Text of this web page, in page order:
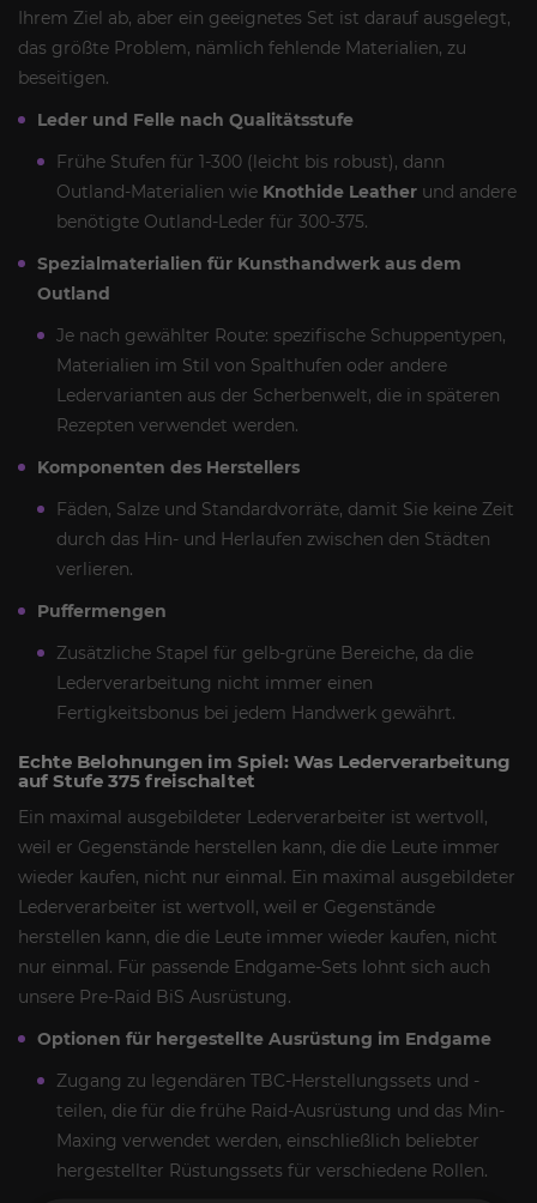
Ihrem Ziel ab, aber ein geeignetes Set ist darauf ausgelegt,
das größte Problem, nämlich fehlende Materialien, zu
beseitigen.
Leder und Felle nach Qualitätsstufe
Frühe Stufen für 1-300 (leicht bis robust), dann
Outland-Materialien wie Knothide Leather und andere
benötigte Outland-Leder für 300-375.
Spezialmaterialien für Kunsthandwerk aus dem
Outland
Je nach gewählter Route: spezifische Schuppentypen,
Materialien im Stil von Spalthufen oder andere
Ledervarianten aus der Scherbenwelt, die in späteren
Rezepten verwendet werden.
Komponenten des Herstellers
Fäden, Salze und Standardvorräte, damit Sie keine Zeit
durch das Hin- und Herlaufen zwischen den Städten
verlieren.
Puffermengen
Zusätzliche Stapel für gelb-grüne Bereiche, da die
Lederverarbeitung nicht immer einen
Fertigkeitsbonus bei jedem Handwerk gewährt.
Echte Belohnungen im Spiel: Was Lederverarbeitung
auf Stufe 375 freischaltet
Ein maximal ausgebildeter Lederverarbeiter ist wertvoll,
weil er Gegenstände herstellen kann, die die Leute immer
wieder kaufen, nicht nur einmal. Ein maximal ausgebildeter
Lederverarbeiter ist wertvoll, weil er Gegenstände
herstellen kann, die die Leute immer wieder kaufen, nicht
nur einmal. Für passende Endgame-Sets lohnt sich auch
unsere Pre-Raid BiS Ausrüstung.
Optionen für hergestellte Ausrüstung im Endgame
Zugang zu legendären TBC-Herstellungssets und -
teilen, die für die frühe Raid-Ausrüstung und das Min-
Maxing verwendet werden, einschließlich beliebter
hergestellter Rüstungssets für verschiedene Rollen.